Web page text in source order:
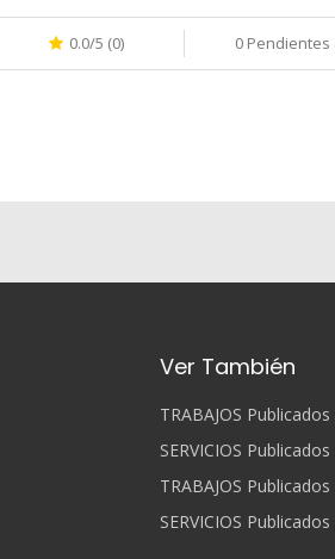
0.0/5 (0) 0 Pendientes
Ver También
TRABAJOS Publicados
SERVICIOS Publicados
TRABAJOS
SERVICIOS